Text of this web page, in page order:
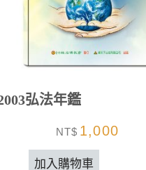
弘法年鑑
NT$ 1,000
加入購物車